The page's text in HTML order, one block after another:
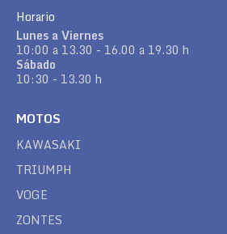
Horario
Lunes a Viernes
10:00 a 13.30 - 16.00 a 19.30 h
Sábado
10:30 - 13.30 h
MOTOS
KAWASAKI
TRIUMPH
VOGE
ZONTES